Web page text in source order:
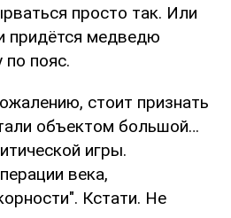
просто так. Или
придётся медведю
по пояс.
стоит признать
объектом большой…
игры.
века,
Кстати. Не